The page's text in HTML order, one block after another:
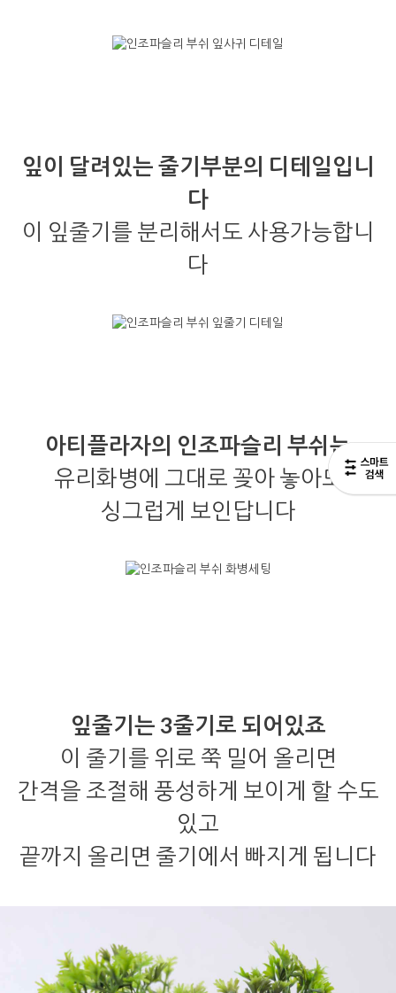
잎이 달려있는 줄기부분의 디테일입니
다
이 잎줄기를 분리해서도 사용가능합니
다
아티플라자의 인조파슬리 부쉬는
유리화병에 그대로 꽂아 놓아도
싱그럽게 보인답니다
잎줄기는 3줄기로 되어있죠
이 줄기를 위로 쭉 밀어 올리면
간격을 조절해 풍성하게 보이게 할 수도
있고
끝까지 올리면 줄기에서 빠지게 됩니다